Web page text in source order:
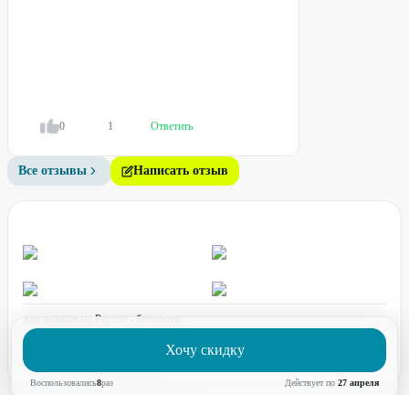
Хочу скидку
Воспользовались8раз Действует по 27 апреля
0 1 Ответить
Все отзывы Написать отзыв
для звонков по России - бесплатно
график работы:
ПН-ПТ с 08:00 до 17:00 (по МСК)